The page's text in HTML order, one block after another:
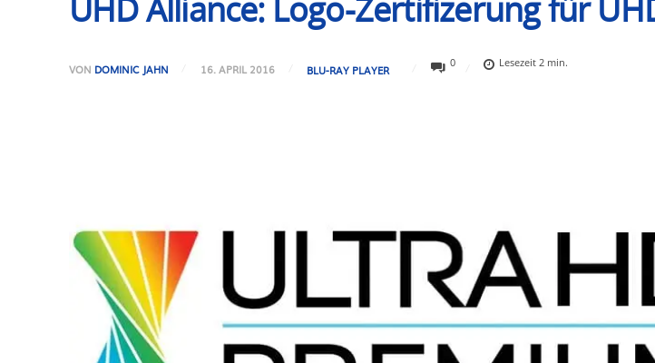
UHD Alliance: Logo-Zertifizerung für
VON DOMINIC JAHN 16. APRIL 2016 BLU-RAY PLAYER
0 Lesezeit2 min.